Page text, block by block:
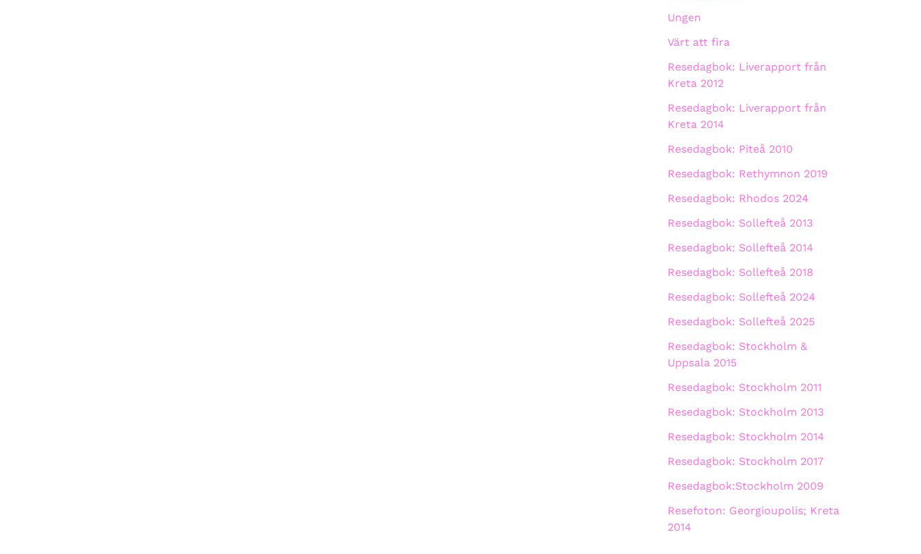
Ungen
Värt att fira
Resedagbok: Liverapport från
Kreta 2012
Resedagbok: Liverapport från
Kreta 2014
Resedagbok: Piteå 2010
Resedagbok: Rethymnon 2019
Resedagbok: Rhodos 2024
Resedagbok: Sollefteå 2013
Resedagbok: Sollefteå 2014
Resedagbok: Sollefteå 2018
Resedagbok: Sollefteå 2024
Resedagbok: Sollefteå 2025
Resedagbok: Stockholm &
Uppsala 2015
Resedagbok: Stockholm 2011
Resedagbok: Stockholm 2013
Resedagbok: Stockholm 2014
Resedagbok: Stockholm 2017
Resedagbok:Stockholm 2009
Resefoton: Georgioupolis; Kreta
2014